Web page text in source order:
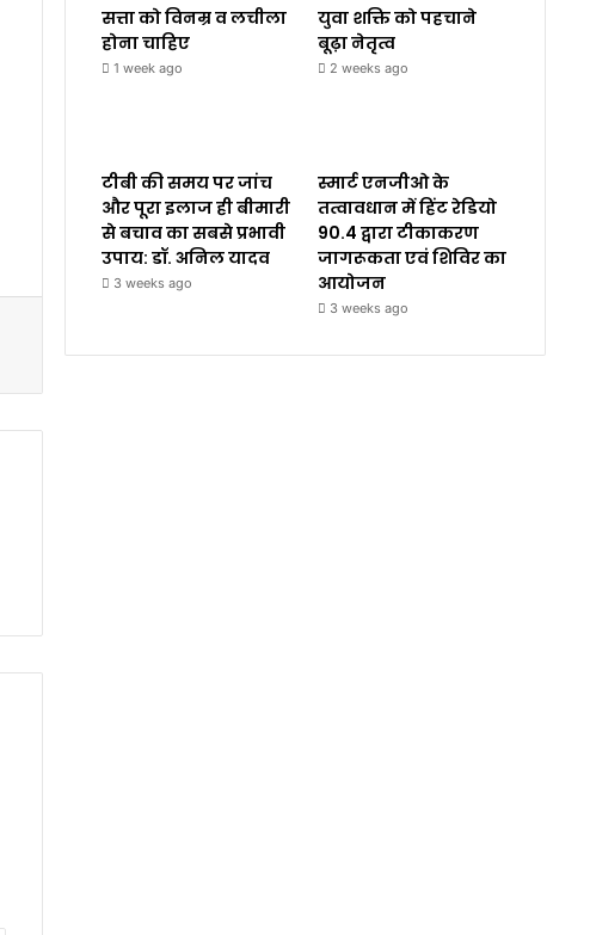
सत्ता को विनम्र व लचीला
होना चाहिए
1 week ago
युवा शक्ति को पहचाने
बूढ़ा नेतृत्व
2 weeks ago
टीबी की समय पर जांच
और पूरा इलाज ही बीमारी
से बचाव का सबसे प्रभावी
उपाय: डॉ. अनिल यादव
3 weeks ago
स्मार्ट एनजीओ के
तत्वावधान में हिंट रेडियो
90.4 द्वारा टीकाकरण
जागरूकता एवं शिविर का
आयोजन
3 weeks ago